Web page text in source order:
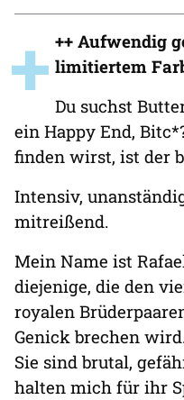
+ ++ Aufwendig
limitiertem
Du suchst
ein Happy End,
finden wirst, ist der
Intensiv,
mitreißend.
Mein Name ist
diejenige, die den
royalen
Genick brechen
Sie sind brutal,
halten mich für ihr